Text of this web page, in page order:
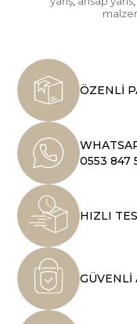
ÖZENLİ
0553 847
HIZLI
GÜVENLİ